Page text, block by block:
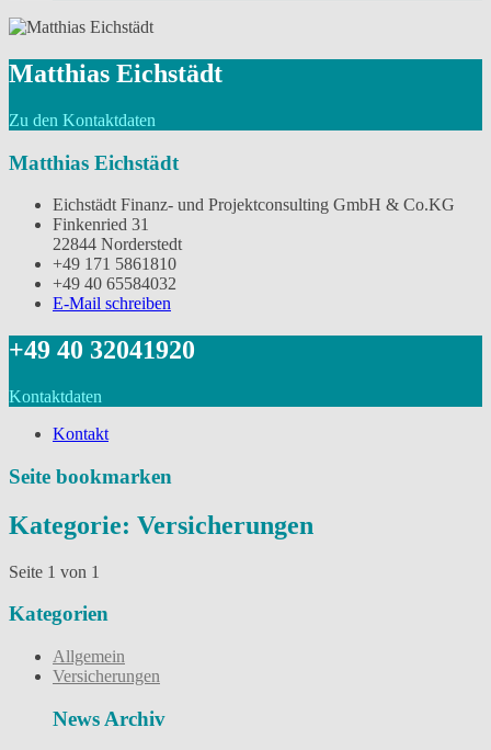
Matthias Eichstädt
Zu den Kontaktdaten
Matthias Eichstädt
Eichstädt Finanz- und Projektconsulting GmbH & Co.KG
Finkenried 31
22844 Norderstedt
‭+49 171 5861810
+49 40 65584032
E-Mail schreiben
‭+49 40 32041920
Kontaktdaten
Kontakt
Seite bookmarken
Kategorie: Versicherungen
Seite 1 von 1
Kategorien
Allgemein
Versicherungen
News Archiv